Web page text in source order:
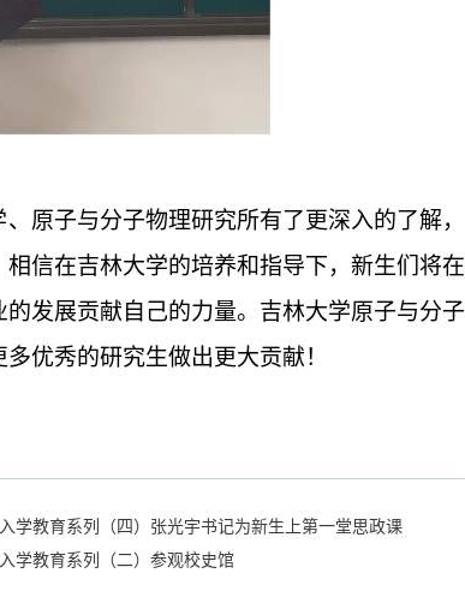
原子与分子物理研究所有了更深入的了解，
信在吉林大学的培养和指导下，新生们将在
发展贡献自己的力量。吉林大学原子与分子
优秀的研究生做出更大贡献！
学教育系列（四）张光宇书记为新生上第一堂思政课
学教育系列（二）参观校史馆